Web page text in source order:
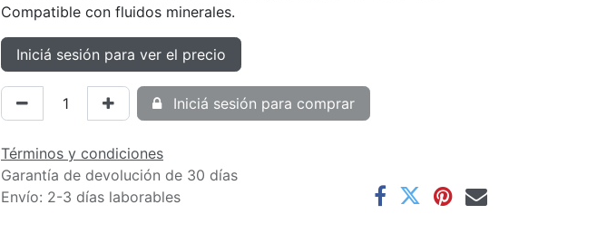
Compatible con fluidos minerales.
Iniciá sesión para ver el precio
Iniciá sesión para comprar
Términos y condiciones
Garantía de devolución de 30 días
Envío: 2-3 días laborables